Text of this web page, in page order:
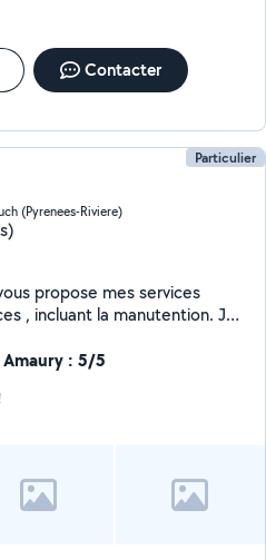
Contacter
Particulier
(Pyrenees-Riviere)
propose mes services
, incluant la manutention. Je
pas à me contacter
: 5/5